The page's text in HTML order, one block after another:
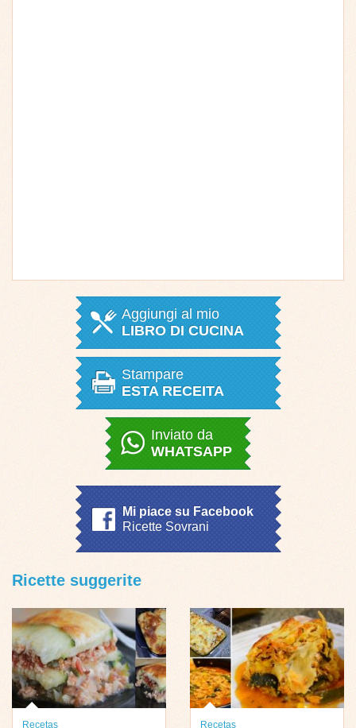
Aggiungi al mio
LIBRO DI CUCINA
Stampare
ESTA RECEITA
Inviato da
WHATSAPP
Mi piace su Facebook
Ricette Sovrani
Ricette suggerite
Recetas
Recetas